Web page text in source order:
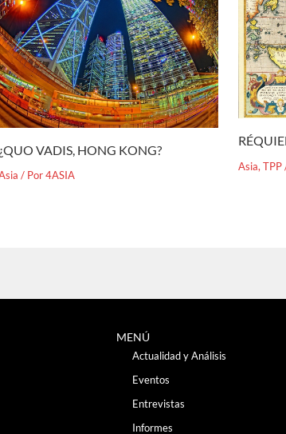
¿QUO VADIS, HONG KONG?
/ Por4ASIA
Asia,TPP
MENÚ
Actualidad y Análisis
Eventos
Entrevistas
Informes